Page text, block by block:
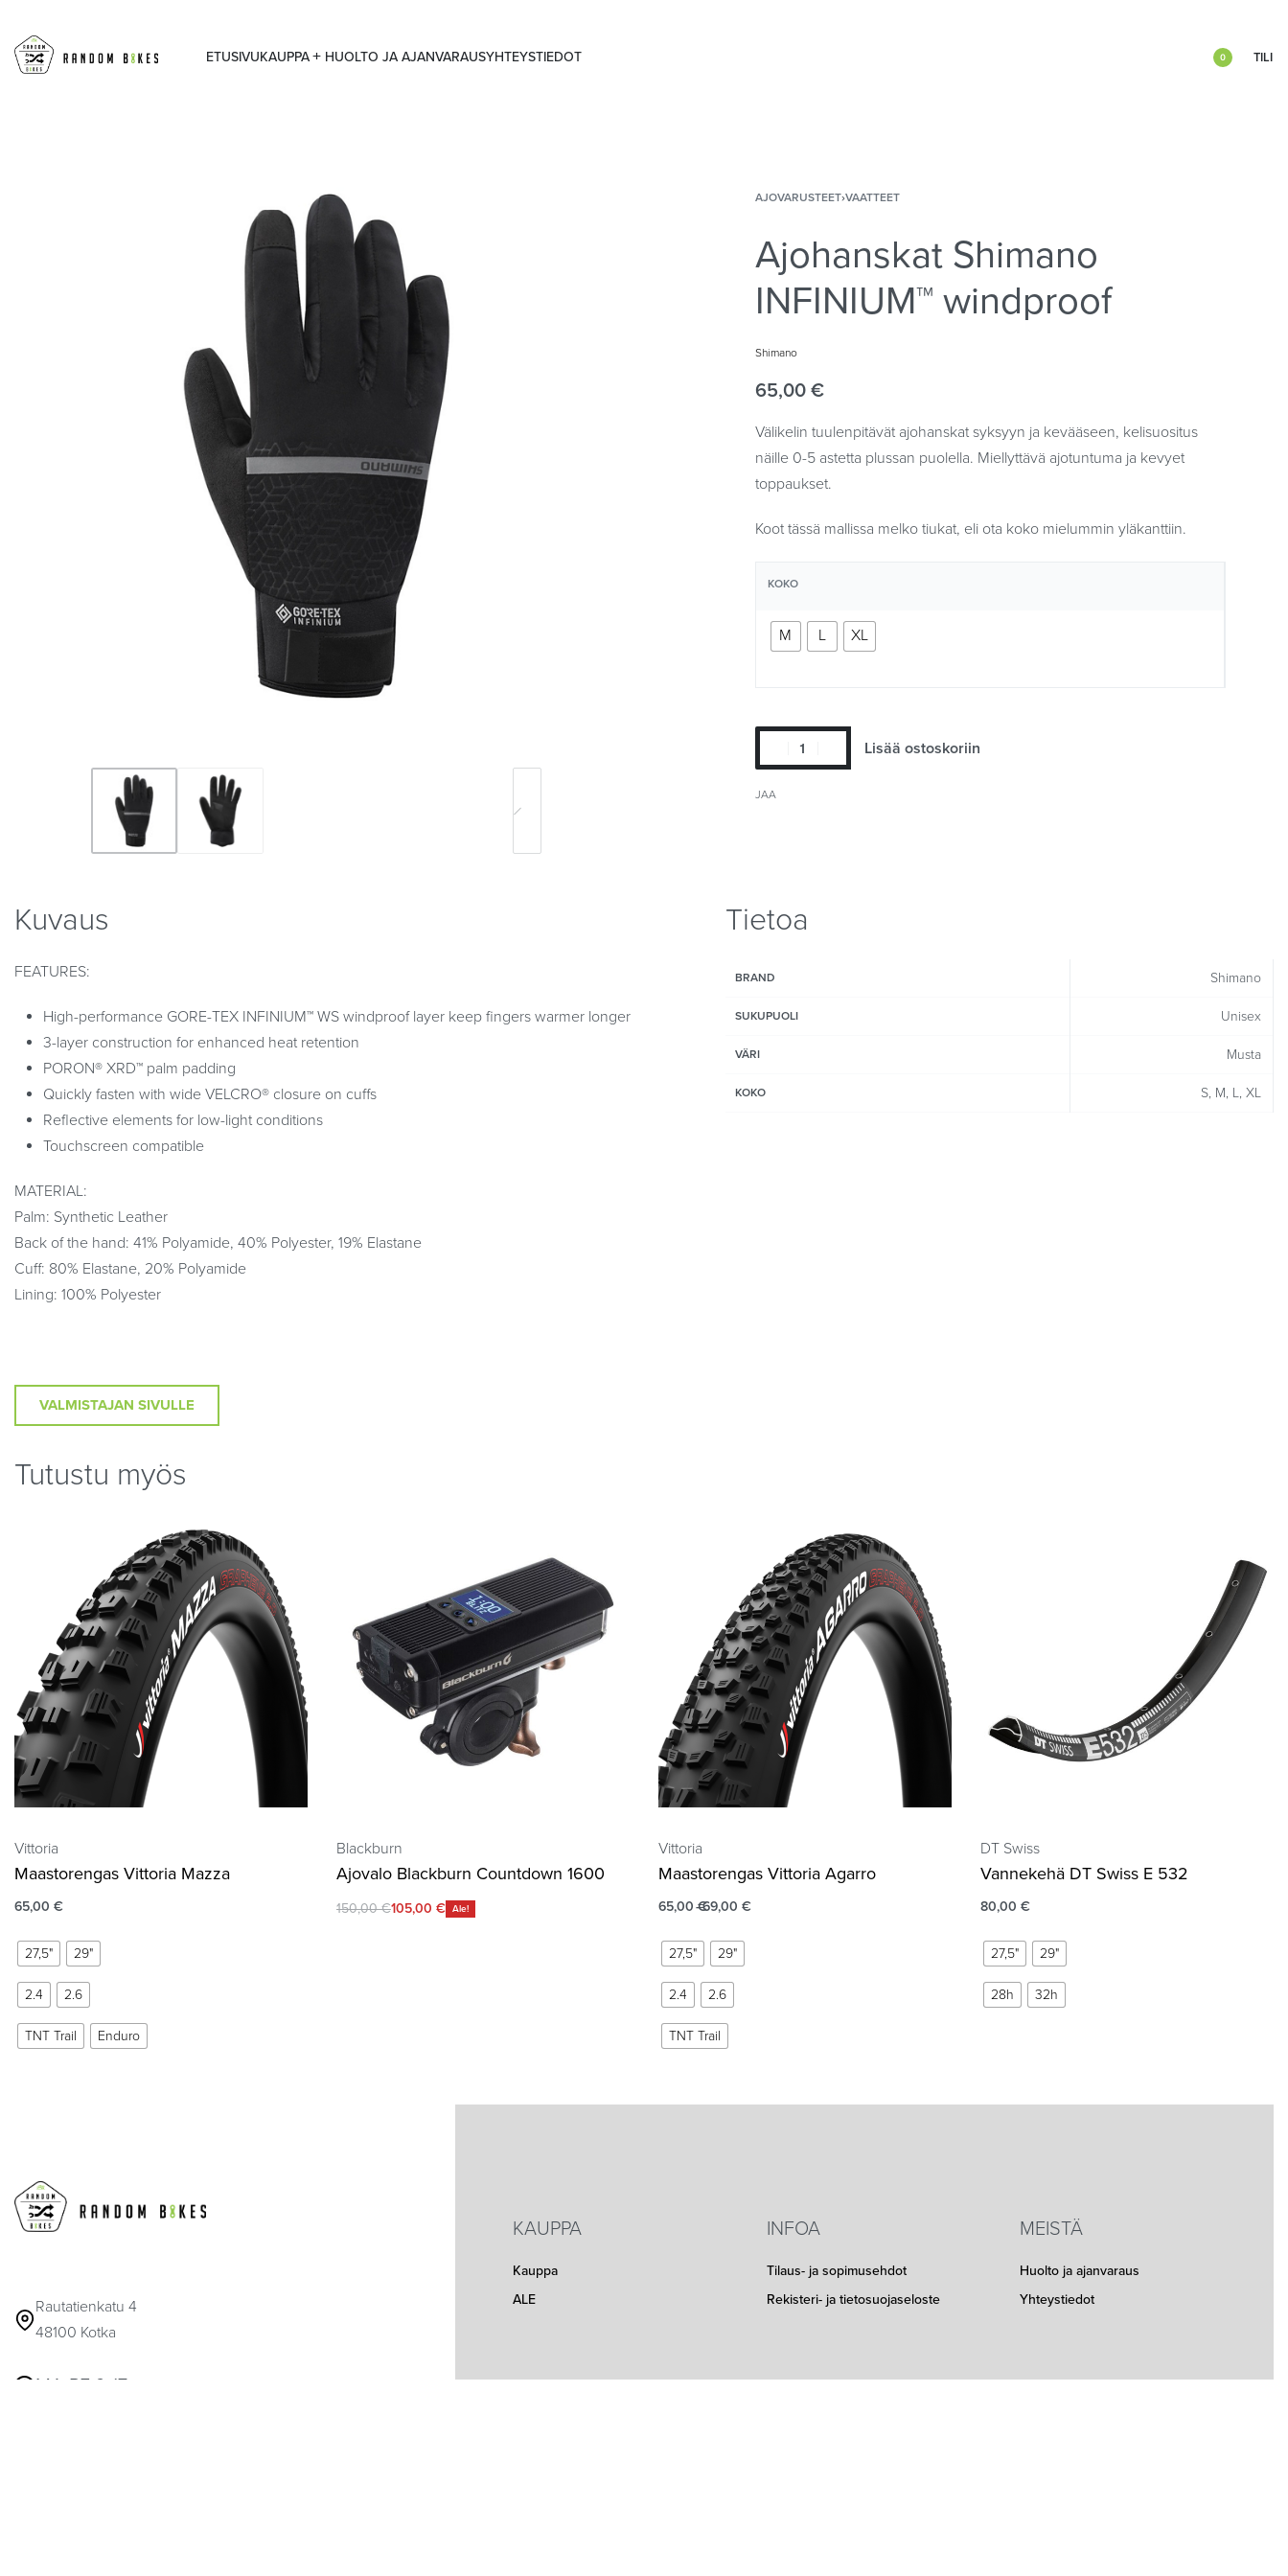
ETUSIVUKAUPPA HUOLTO JA AJANVARAUSYHTEYSTIEDOT 0 TILI
AJOVARUSTEET›VAATTEET
Ajohanskat Shimano
INFINIUM™ windproof
Shimano
65,00 €
Välikelin tuulenpitävät ajohanskat syksyyn ja kevääseen, kelisuositus
näille 0-5 astetta plussan puolella. Miellyttävä ajotuntuma ja kevyet
toppaukset.
Koot tässä mallissa melko tiukat, eli ota koko mielummin yläkanttiin.
KOKO
M L XL
Lisää ostoskoriin
JAA
Kuvaus
FEATURES:
High-performance GORE-TEX INFINIUM™ WS windproof layer keep fingers warmer longer
3-layer construction for enhanced heat retention
PORON® XRD™ palm padding
Quickly fasten with wide VELCRO® closure on cuffs
Reflective elements for low-light conditions
Touchscreen compatible
MATERIAL:
Palm: Synthetic Leather
Back of the hand: 41% Polyamide, 40% Polyester, 19% Elastane
Cuff: 80% Elastane, 20% Polyamide
Lining: 100% Polyester
Tietoa
BRAND Shimano
SUKUPUOLI Unisex
VÄRI Musta
KOKO S, M, L, XL
VALMISTAJAN SIVULLE
Tutustu myös
Vittoria
Maastorengas Vittoria Mazza
65,00 €
27,5" 29"
2.4 2.6
TNT Trail Enduro
Blackburn
Ajovalo Blackburn Countdown 1600
150,00€105,00 € Ale!
Vittoria
Maastorengas Vittoria Agarro
65,00€69,00 €
27,5" 29"
2.4 2.6
TNT Trail
DT Swiss
Vannekehä DT Swiss E 532
80,00 €
27,5" 29"
28h 32h
Rautatienkatu 4
48100 Kotka
MA-PE 9-17
KAUPPA
Kauppa
ALE
INFOA
Tilaus- ja sopimusehdot
Rekisteri- ja tietosuojaseloste
MEISTÄ
Huolto ja ajanvaraus
Yhteystiedot